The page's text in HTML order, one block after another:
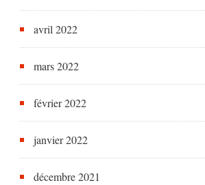
avril 2022
mars 2022
février 2022
janvier 2022
décembre 2021